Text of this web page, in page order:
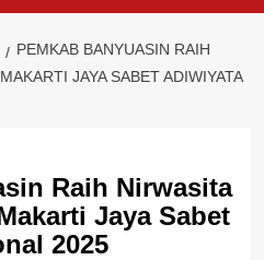
PEMKAB BANYUASIN RAIH
JAYA SABET ADIWIYATA
Raih Nirwasita
Jaya Sabet
2025